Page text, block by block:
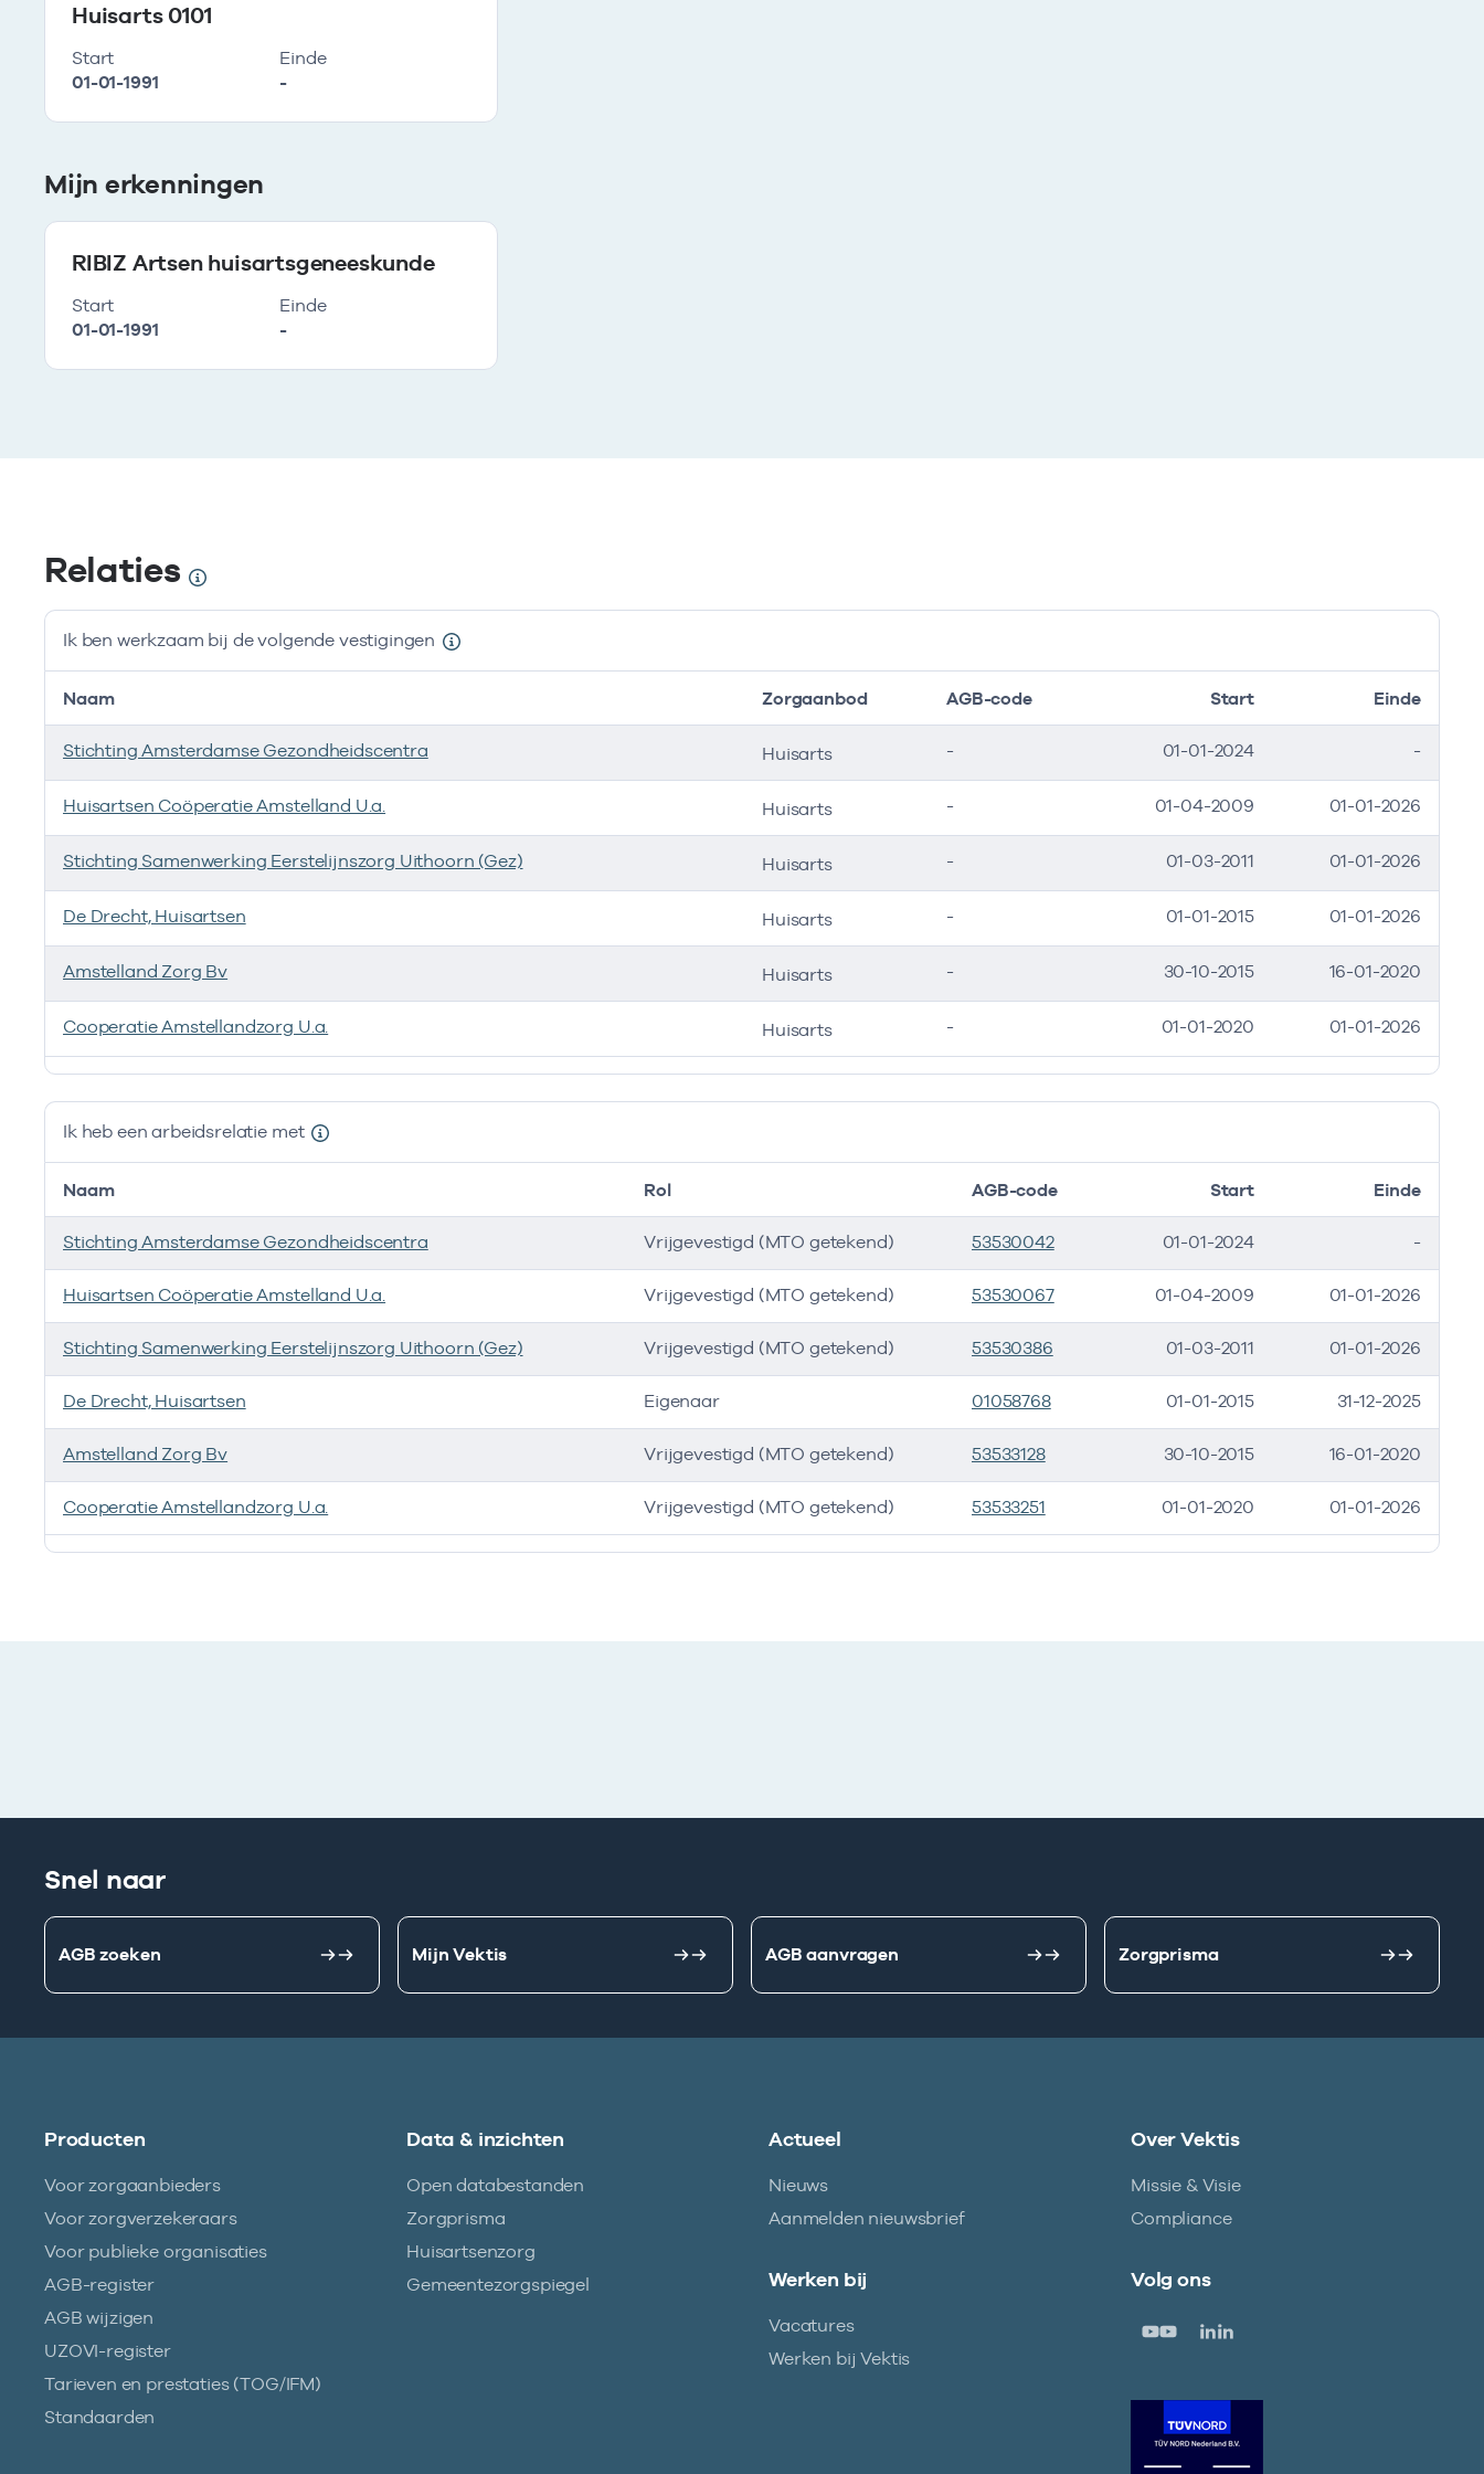
Huisarts 0101
Start
01-01-1991
Einde
-
Mijn erkenningen
RIBIZ Artsen huisartsgeneeskunde
Start
01-01-1991
Einde
-
Relaties
Ik ben werkzaam bij de volgende vestigingen
Ik ben werkzaam bij de volgende vestigingen
Naam Zorgaanbod AGB-code Start Einde
Stichting Amsterdamse Gezondheidscentra Huisarts - 01-01-2024 -
Huisartsen Coöperatie Amstelland U.a. Huisarts - 01-04-2009 01-01-2026
Stichting Samenwerking Eerstelijnszorg Uithoorn (Gez) Huisarts - 01-03-2011 01-01-2026
De Drecht, Huisartsen Huisarts - 01-01-2015 01-01-2026
Amstelland Zorg Bv Huisarts - 30-10-2015 16-01-2020
Cooperatie Amstellandzorg U.a. Huisarts - 01-01-2020 01-01-2026
Ik heb een arbeidsrelatie met
Ik heb een arbeidsrelatie met
Naam Rol AGB-code Start Einde
Stichting Amsterdamse Gezondheidscentra Vrijgevestigd (MTO getekend) 53530042 01-01-2024 -
Huisartsen Coöperatie Amstelland U.a. Vrijgevestigd (MTO getekend) 53530067 01-04-2009 01-01-2026
Stichting Samenwerking Eerstelijnszorg Uithoorn (Gez) Vrijgevestigd (MTO getekend) 53530386 01-03-2011 01-01-2026
De Drecht, Huisartsen Eigenaar 01058768 01-01-2015 31-12-2025
Amstelland Zorg Bv Vrijgevestigd (MTO getekend) 53533128 30-10-2015 16-01-2020
Cooperatie Amstellandzorg U.a. Vrijgevestigd (MTO getekend) 53533251 01-01-2020 01-01-2026
Snel naar
AGB zoeken Mijn Vektis AGB aanvragen Zorgprisma
Producten
Voor zorgaanbieders
Voor zorgverzekeraars
Voor publieke organisaties
AGB-register
AGB wijzigen
UZOVI-register
Tarieven en prestaties (TOG/IFM)
Standaarden
Data & inzichten
Open databestanden
Zorgprisma
Huisartsenzorg
Gemeentezorgspiegel
Actueel
Nieuws
Aanmelden nieuwsbrief
Over Vektis
Missie & Visie
Compliance
Werken bij
Vacatures
Werken bij Vektis
Volg ons